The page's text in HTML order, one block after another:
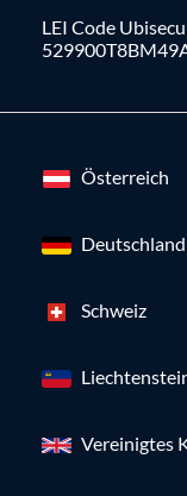
LEI Code
Österreich
Deutschland
Schweiz
Vereinigtes